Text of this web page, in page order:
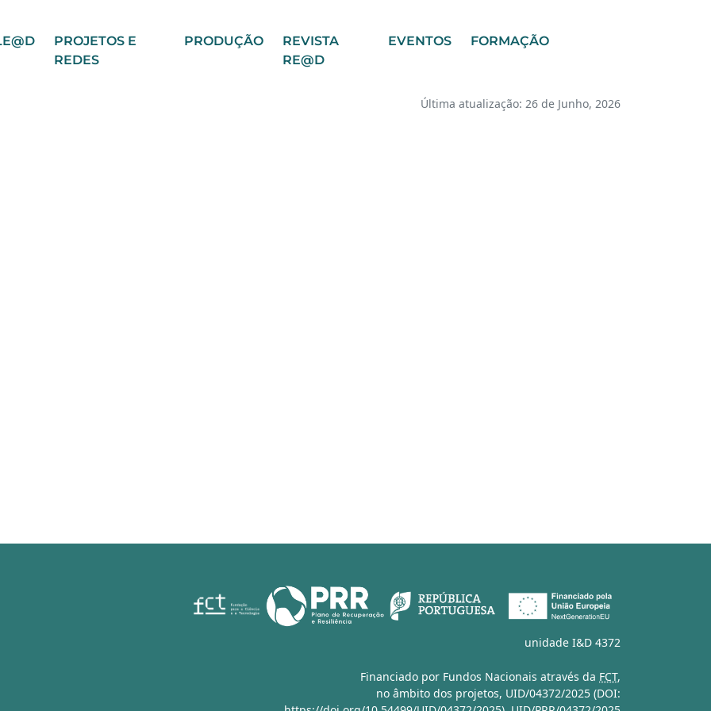
PROJETOS E
REDES
PRODUÇÃO
REVISTA
RE@D
EVENTOS FORMAÇÃO
Última atualização: 26 de Junho, 2026
unidade I&D 4372
Financiado por Fundos Nacionais através da FCT,
no âmbito dos projetos, UID/04372/2025 (DOI: